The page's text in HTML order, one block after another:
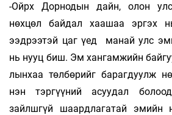
-Ойрх Дорнодын дайн, олон
нөхцөл байдал хаашаа эргэх
ээдрээтэй цаг үед манай улс
нь нууц биш. Эм хангамжийн
лынхаа төлбөрийг барагдуулж
нэн тэргүүний асуудал
зайлшгүй шаардлагатай эмийн